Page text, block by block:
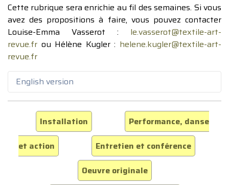
Cette rubrique sera enrichie au fil des semaines. Si vous
avez des propositions à faire, vous pouvez contacter
Louise-Emma Vasserot : le.vasserot@textile-art-
revue.fr ou Hélène Kugler : helene.kugler@textile-art-
revue.fr
English version
Installation
Performance, danse
et action
Entretien et conférence
Oeuvre originale